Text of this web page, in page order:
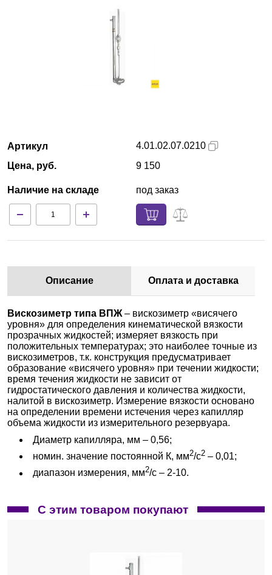
Партнеры
Доставка и оплата
Артикул
Цена, руб.
Наличие на складе
4.01.02.07.0210
9 150
под заказ
Описание Оплата и доставка
Вискозиметр типа ВПЖ – вискозиметр «висячего
уровня» для определения кинематической вязкости
прозрачных жидкостей; измеряет вязкость при
положительных температурах; это наиболее точные из
вискозиметров, т.к. конструкция предусматривает
образование «висячего уровня» при течении жидкости;
время течения жидкости не зависит от
гидростатического давления и количества жидкости,
налитой в вискозиметр. Измерение вязкости основано
на определении времени истечения через капилляр
объема жидкости из измерительного резервуара.
Диаметр капилляра, мм – 0,56;
номин. значение постоянной К, мм2/с2 – 0,01;
диапазон измерения, мм2/с – 2-10.
С этим товаром покупают